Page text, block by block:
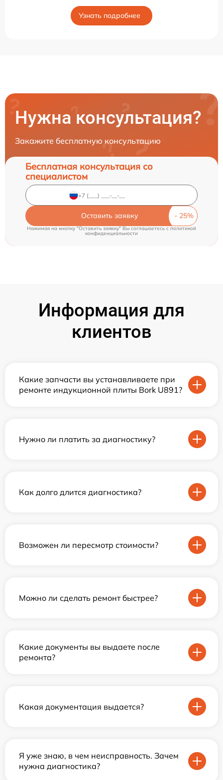
Узнать подробнее
Нужна консультация?
Закажите бесплатную консультацию
Бесплатная консультация со
специалистом
Оставить заявку
Нажимая на кнопку "Оставить заявку" Вы соглашаетесь cполитикой
конфиденциальности
Информация для
клиентов
Какие запчасти вы устанавливаете при
ремонте индукционной плиты Bork U891?
Нужно ли платить за диагностику?
Как долго длится диагностика?
Возможен ли пересмотр стоимости?
Можно ли сделать ремонт быстрее?
Какие документы вы выдаете после
ремонта?
Какая документация выдается?
Я уже знаю, в чем неисправность. Зачем
нужна диагностика?